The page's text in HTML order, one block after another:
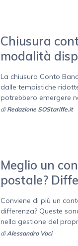
Chiusura
modalità
La chiusura Conto
dalle tempistiche
potrebbero emergere
di Redazione SOStariffe.it
Meglio un
postale?
Conviene di più un
differenza? Queste
nella gestione del
diAlessandro Voci